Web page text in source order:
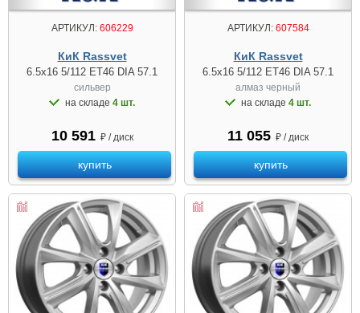
АРТИКУЛ:606229
КиК Rassvet
6.5x16 5/112 ET46 DIA 57.1
сильвер
на складе 4 шт.
10 591 ₽ / диск
купить
АРТИКУЛ:607584
КиК Rassvet
6.5x16 5/112 ET46 DIA 57.1
алмаз чeрный
на складе 4 шт.
11 055 ₽ / диск
купить